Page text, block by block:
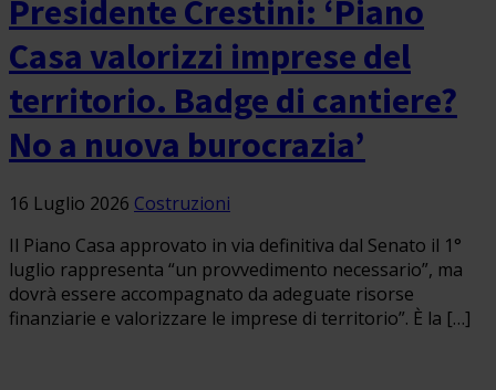
Presidente Crestini: ‘Piano
Casa valorizzi imprese del
territorio. Badge di cantiere?
No a nuova burocrazia’
16 Luglio 2026 Costruzioni
Il Piano Casa approvato in via definitiva dal Senato il 1°
luglio rappresenta “un provvedimento necessario”, ma
dovrà essere accompagnato da adeguate risorse
finanziarie e valorizzare le imprese di territorio”. È la […]